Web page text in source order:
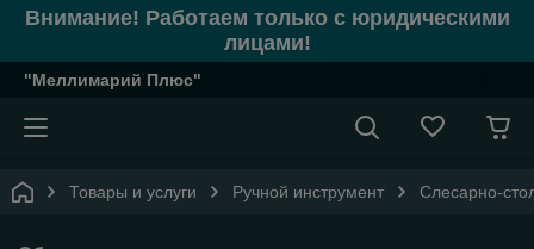
Внимание! Работаем только с юридическими
лицами!
"Меллимарий Плюс"
Товары и услуги Ручной инструмент Слесарно-